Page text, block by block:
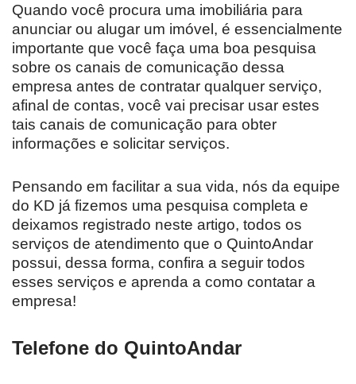
Quando você procura uma imobiliária para
anunciar ou alugar um imóvel, é essencialmente
importante que você faça uma boa pesquisa
sobre os canais de comunicação dessa
empresa antes de contratar qualquer serviço,
afinal de contas, você vai precisar usar estes
tais canais de comunicação para obter
informações e solicitar serviços.
Pensando em facilitar a sua vida, nós da equipe
do KD já fizemos uma pesquisa completa e
deixamos registrado neste artigo, todos os
serviços de atendimento que o QuintoAndar
possui, dessa forma, confira a seguir todos
esses serviços e aprenda a como contatar a
empresa!
Telefone do QuintoAndar